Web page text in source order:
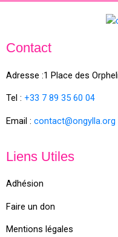
Contact
Adresse :1 Place des
Tel : +33 7 89 35 60 04
Email : contact@ongylla.org
Liens Utiles
Adhésion
Faire un don
Mentions légales